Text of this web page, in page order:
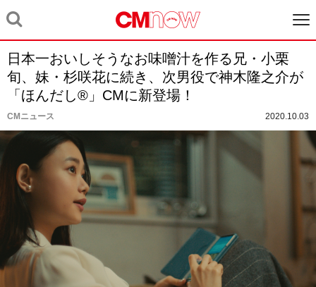
日本一おいしそうなお味噌汁を作る兄・小栗
旬、妹・杉咲花に続き、次男役で神木隆之介が
「ほんだし®︎」CMに新登場！
CMニュース 2020.10.03